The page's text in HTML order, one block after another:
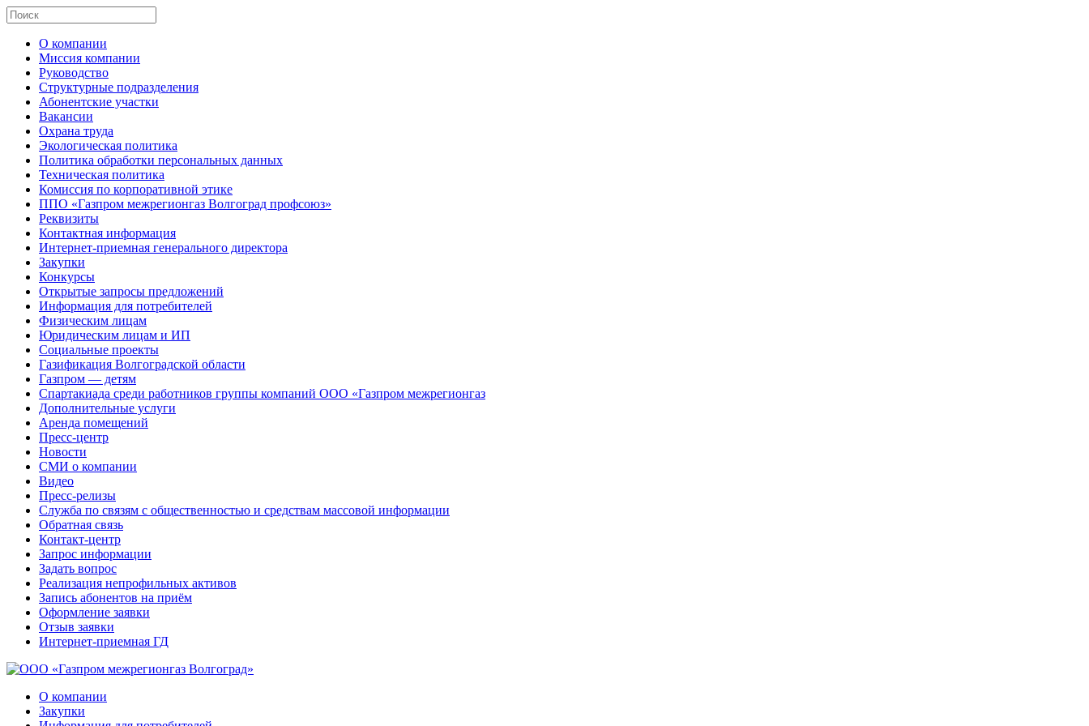
О компании
Миссия компании
Руководство
Структурные подразделения
Абонентские участки
Вакансии
Охрана труда
Экологическая политика
Политика обработки персональных данных
Техническая политика
Комиссия по корпоративной этике
ППО «Газпром межрегионгаз Волгоград профсоюз»
Реквизиты
Контактная информация
Интернет-приемная генерального директора
Закупки
Конкурсы
Открытые запросы предложений
Информация для потребителей
Физическим лицам
Юридическим лицам и ИП
Социальные проекты
Газификация Волгоградской области
Газпром — детям
Спартакиада среди работников группы компаний ООО «Газпром межрегионгаз
Дополнительные услуги
Аренда помещений
Пресс-центр
Новости
СМИ о компании
Видео
Пресс-релизы
Служба по связям с общественностью и средствам массовой информации
Обратная связь
Контакт-центр
Запрос информации
Задать вопрос
Реализация непрофильных активов
Запись абонентов на приём
Оформление заявки
Отзыв заявки
Интернет-приемная ГД
О компании
Закупки